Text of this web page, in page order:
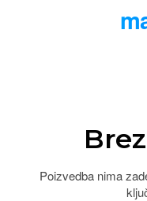
Poizvedba nima